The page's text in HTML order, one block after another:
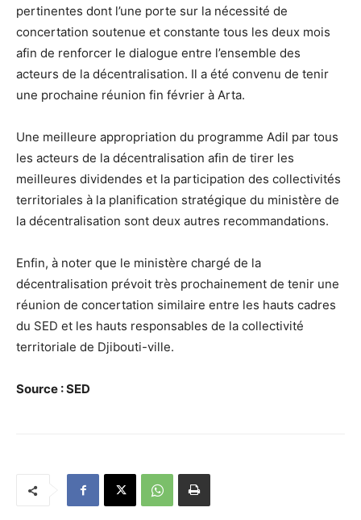
pertinentes dont l’une porte sur la nécessité de
concertation soutenue et constante tous les deux mois
afin de renforcer le dialogue entre l’ensemble des
acteurs de la décentralisation. Il a été convenu de tenir
une prochaine réunion fin février à Arta.
Une meilleure appropriation du programme Adil par tous
les acteurs de la décentralisation afin de tirer les
meilleures dividendes et la participation des collectivités
territoriales à la planification stratégique du ministère de
la décentralisation sont deux autres recommandations.
Enfin, à noter que le ministère chargé de la
décentralisation prévoit très prochainement de tenir une
réunion de concertation similaire entre les hauts cadres
du SED et les hauts responsables de la collectivité
territoriale de Djibouti-ville.
Source : SED